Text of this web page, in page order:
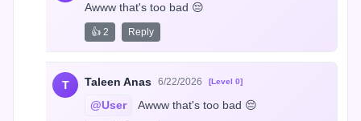
Awww that's too bad 😔
👍 2 Reply
T Taleen Anas 6/22/2026 [Level 0]
@User Awww that's too bad 😔